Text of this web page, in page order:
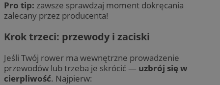
Pro tip: zawsze sprawdzaj moment dokręcania
zalecany przez producenta!
Krok trzeci: przewody i zaciski
Jeśli Twój rower ma wewnętrzne prowadzenie
przewodów lub trzeba je skrócić — uzbrój się w
cierpliwość. Najpierw: